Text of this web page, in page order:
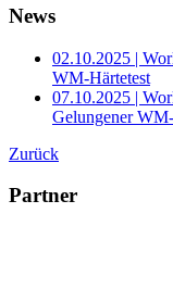
News
02.10.2025 |
WM-Härtetest
07.10.2025 |
Gelungener
Zurück
Partner